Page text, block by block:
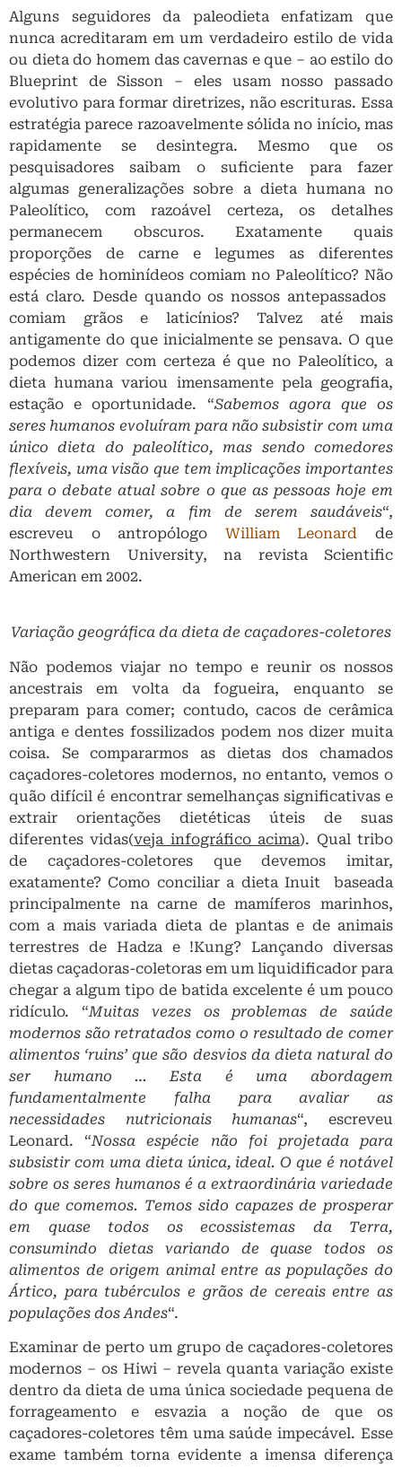
Alguns seguidores da paleodieta enfatizam que
nunca acreditaram em um verdadeiro estilo de vida
ou dieta do homem das cavernas e que – ao estilo do
Blueprint de Sisson – eles usam nosso passado
evolutivo para formar diretrizes, não escrituras. Essa
estratégia parece razoavelmente sólida no início, mas
rapidamente se desintegra. Mesmo que os
pesquisadores saibam o suficiente para fazer
algumas generalizações sobre a dieta humana no
Paleolítico, com razoável certeza, os detalhes
permanecem obscuros. Exatamente quais
proporções de carne e legumes as diferentes
espécies de hominídeos comiam no Paleolítico? Não
está claro. Desde quando os nossos antepassados ​​
comiam grãos e laticínios? Talvez até mais
antigamente do que inicialmente se pensava. O que
podemos dizer com certeza é que no Paleolítico, a
dieta humana variou imensamente pela geografia,
estação e oportunidade. “Sabemos agora que os
seres humanos evoluíram para não subsistir com uma
único dieta do paleolítico, mas sendo comedores
flexíveis, uma visão que tem implicações importantes
para o debate atual sobre o que as pessoas hoje em
dia devem comer, a fim de serem saudáveis“,
escreveu o antropólogo William Leonard de
Northwestern University, na revista Scientific
American em 2002.
Variação geográfica da dieta de caçadores-coletores
Não podemos viajar no tempo e reunir os nossos
ancestrais em volta da fogueira, enquanto se
preparam para comer; contudo, cacos de cerâmica
antiga e dentes fossilizados podem nos dizer muita
coisa. Se compararmos as dietas dos chamados
caçadores-coletores modernos, no entanto, vemos o
quão difícil é encontrar semelhanças significativas e
extrair orientações dietéticas úteis de suas
diferentes vidas(veja infográfico acima). Qual tribo
de caçadores-coletores que devemos imitar,
exatamente? Como conciliar a dieta Inuit baseada
principalmente na carne de mamíferos marinhos,
com a mais variada dieta de plantas e de animais
terrestres de Hadza e !Kung? Lançando diversas
dietas caçadoras-coletoras em um liquidificador para
chegar a algum tipo de batida excelente é um pouco
ridículo. “Muitas vezes os problemas de saúde
modernos são retratados como o resultado de comer
alimentos ‘ruins’ que são desvios da dieta natural do
ser humano … Esta é uma abordagem
fundamentalmente falha para avaliar as
necessidades nutricionais humanas“, escreveu
Leonard. “Nossa espécie não foi projetada para
subsistir com uma dieta única, ideal. O que é notável
sobre os seres humanos é a extraordinária variedade
do que comemos. Temos sido capazes de prosperar
em quase todos os ecossistemas da Terra,
consumindo dietas variando de quase todos os
alimentos de origem animal entre as populações do
Ártico, para tubérculos e grãos de cereais entre as
populações dos Andes“.
Examinar de perto um grupo de caçadores-coletores
modernos – os Hiwi – revela quanta variação existe
dentro da dieta de uma única sociedade pequena de
forrageamento e esvazia a noção de que os
caçadores-coletores têm uma saúde impecável. Esse
exame também torna evidente a imensa diferença